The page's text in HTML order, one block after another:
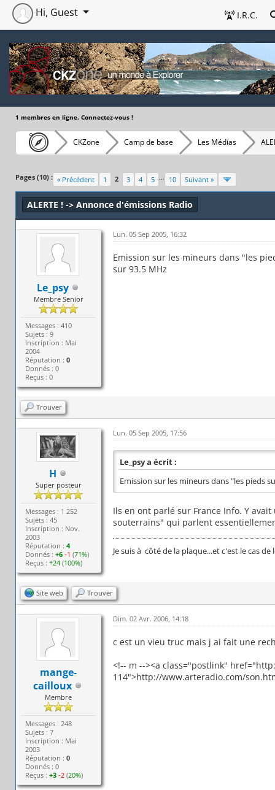
I.R.C.
Hi, Guest
1 membres en ligne. Connectez-vous !
CKZone Camp de base Les Médias
Pages (10) : « Précédent 1 2 3 4 5 … 10 Suivant »
ALERTE ! -> Annonce d'émissions Radio
Le_psy
Membre Senior
Messages : 410
Sujets : 9
Inscription : Mai
2004
Réputation :0
Donnés : 0
Reçus : 0
Lun. 05 Sep 2005, 16:32
Emission sur les mineurs dans "les
sur 93.5 MHz
Trouver
H
Super posteur
Messages : 1 252
Sujets : 45
Inscription : Nov.
2003
Réputation :4
Donnés :+6 -1 (71%)
Reçus :+24 (100%)
Lun. 05 Sep 2005, 17:56
Le_psy a écrit :
Emission sur les mineurs dans "les pieds
Ils en ont parlé sur France Info. Y
souterrains" qui parlent
Je suis à côté de la plaque...et c'est le cas de
Site web Trouver
mange-
cailloux
Membre
Messages : 248
Sujets : 7
Inscription : Mai
2003
Réputation :0
Donnés : 0
Reçus :+3 -2 (20%)
Dim. 02 Avr. 2006, 14:18
c est un vieu truc mais j ai fait une
<!-- m --><a class="postlink"
114">http://www.arteradio.com/